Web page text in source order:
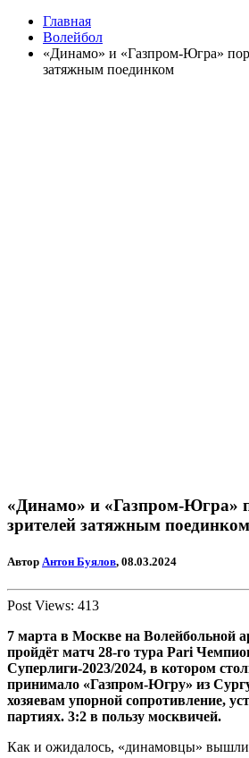
Главная
Волейбол
«Динамо» и «Газпром-Югра»
затяжным поединком
«Динамо» и «Газпром-Югра»
зрителей затяжным поединком
Автор Антон Буялов, 08.03.2024
Post Views: 413
7 марта в Москве на Волейбольной
пройдёт матч 28-го тура Pari
Суперлиги-2023/2024, в котором
принимало «Газпром-Югру» из
хозяевам упорной сопротивление,
партиях. 3:2 в пользу москвичей.
Как и ожидалось, «динамовцы» вышли